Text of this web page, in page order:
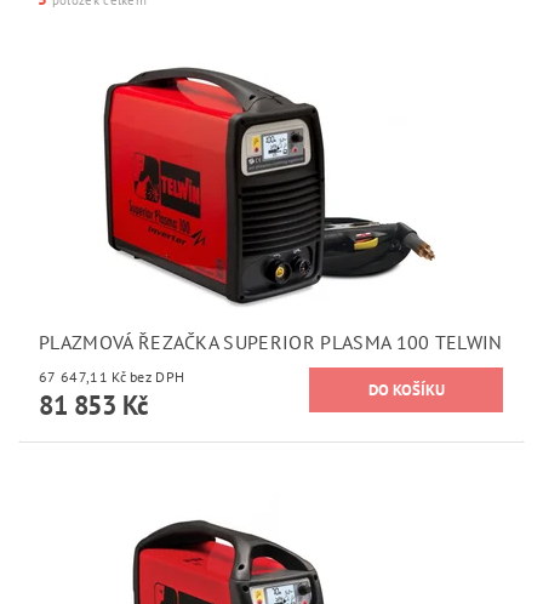
PLAZMOVÁ ŘEZAČKA SUPERIOR PLASMA 100 TELWIN
67 647,11 Kč bez DPH
81 853 Kč